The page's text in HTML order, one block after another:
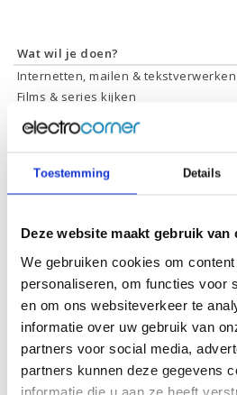
Toestemming Details
Deze website maakt gebruik van
We gebruiken cookies om
personaliseren, om functies voor
en om ons websiteverkeer te
informatie over uw gebruik van
partners voor social media,
partners kunnen deze gegevens
informatie die u aan ze heeft
Wat wil je doen?
Internetten, mailen & tekstverwerken
Films & series kijken
Foto's bewerken
Video's bewerken
Specificaties
Schermdiagonaal:
15.6
Scherm resolutie:
1920
Touchscreen:
Ja